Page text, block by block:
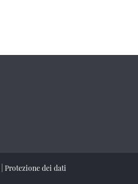
Protezione dei dati